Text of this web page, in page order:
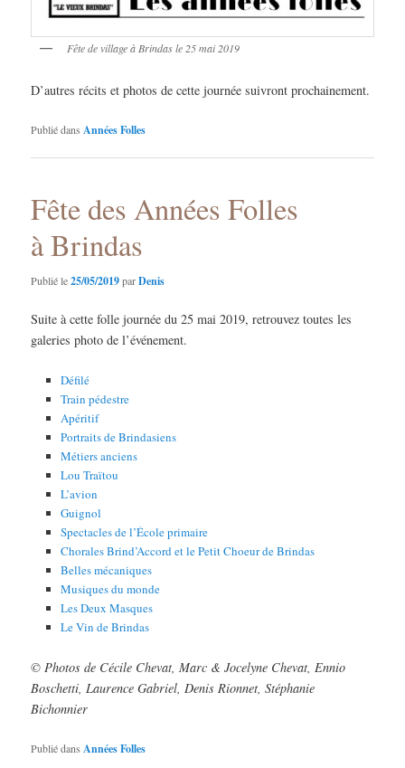
Fête de village à Brindas le 25 mai 2019
D’autres récits et photos de cette journée suivront prochainement.
Publié dans Années Folles
Fête des Années Folles
à Brindas
Publié le25/05/2019parDenis
Suite à cette folle journée du 25 mai 2019, retrouvez toutes les
galeries photo de l’événement.
Défilé
Train pédestre
Apéritif
Portraits de Brindasiens
Métiers anciens
Lou Traïtou
L’avion
Guignol
Spectacles de l’École primaire
Chorales Brind’Accord et le Petit Choeur de Brindas
Belles mécaniques
Musiques du monde
Les Deux Masques
Le Vin de Brindas
© Photos de Cécile Chevat, Marc & Jocelyne Chevat, Ennio
Boschetti, Laurence Gabriel, Denis Rionnet, Stéphanie
Bichonnier
Publié dans Années Folles